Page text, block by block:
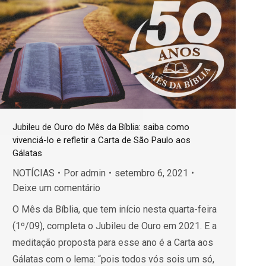
Jubileu de Ouro do Mês da Bíblia: saiba como
vivenciá-lo e refletir a Carta de São Paulo aos
Gálatas
NOTÍCIAS Por admin
setembro 6, 2021
Deixe um comentário
O Mês da Bíblia, que tem início nesta quarta-feira
(1º/09), completa o Jubileu de Ouro em 2021. E a
meditação proposta para esse ano é a Carta aos
Gálatas com o lema: “pois todos vós sois um só,